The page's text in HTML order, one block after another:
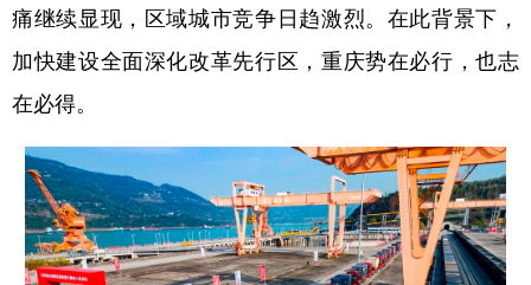
痛继续显现，区域城市竞争日趋激烈。在此背景下，
加快建设全面深化改革先行区，重庆势在必行，也志
在必得。